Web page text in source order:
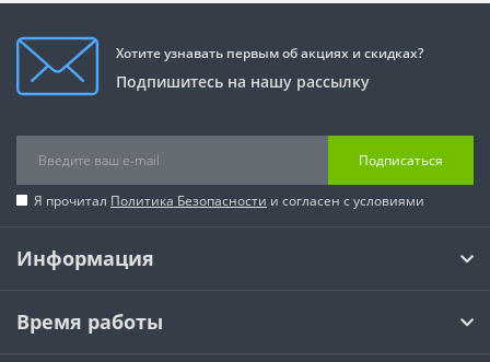
Хотите узнавать первым об акциях и скидках?
Подпишитесь на нашу рассылку
Подписаться
Я прочитал Политика Безопасности и согласен с условиями
Информация
Время работы